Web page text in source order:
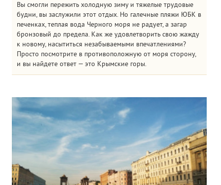
Вы смогли пережить холодную зиму и тяжелые трудовые
будни, вы заслужили этот отдых. Но галечные пляжи ЮБК в
печенках, теплая вода Черного моря не радует, а загар
бронзовый до предела. Как же удовлетворить свою жажду
к новому, насытиться незабываемыми впечатлениями?
Просто посмотрите в противоположную от моря сторону,
и вы найдете ответ — это Крымские горы.